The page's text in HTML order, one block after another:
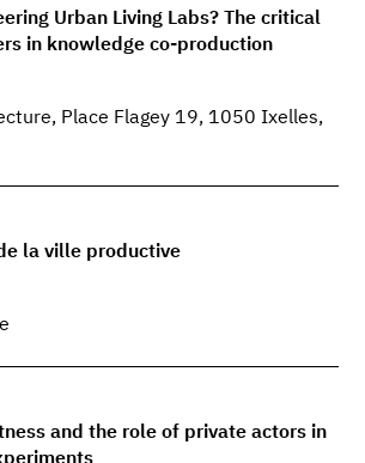
Urban Living Labs? The critical
in knowledge co-production
Place Flagey 19, 1050 Ixelles,
la ville productive
and the role of private actors in